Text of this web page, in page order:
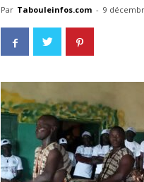
Par Tabouleinfos.com - 9